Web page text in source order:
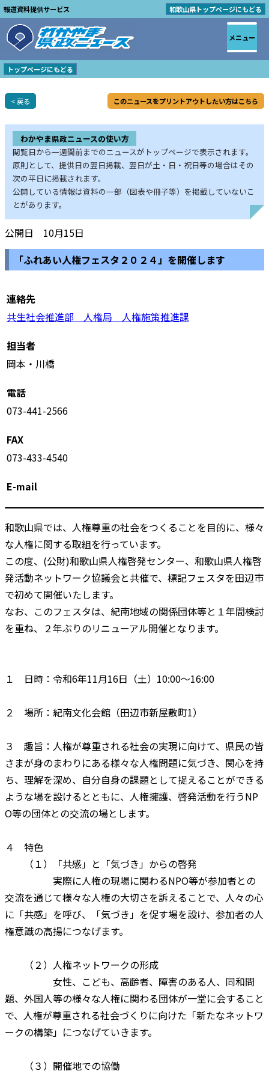
報道資料提供サービス 和歌山県トップページにもどる
トップページにもどる
< 戻る このニュースをプリントアウトしたい方はこちら
わかやま県政ニュースの使い方
閲覧日から一週間前までのニュースがトップページで表示されます。
原則として、提供日の翌日掲載、翌日が土・日・祝日等の場合はその
次の平日に掲載されます。
公開している情報は資料の一部（図表や冊子等）を掲載していないこ
とがあります。
公開日 10月15日
「ふれあい人権フェスタ２０２４」を開催します
連絡先
共生社会推進部 人権局 人権施策推進課
担当者
岡本・川橋
電話
073-441-2566
FAX
073-433-4540
E-mail
和歌山県では、人権尊重の社会をつくることを目的に、様々
な人権に関する取組を行っています。
この度、(公財)和歌山県人権啓発センター、和歌山県人権啓
発活動ネットワーク協議会と共催で、標記フェスタを田辺市
で初めて開催いたします。
なお、このフェスタは、紀南地域の関係団体等と１年間検討
を重ね、２年ぶりのリニューアル開催となります。
１ 日時：令和6年11月16日（土）10:00～16:00
２ 場所：紀南文化会館（田辺市新屋敷町1）
３ 趣旨：人権が尊重される社会の実現に向けて、県民の皆
さまが身のまわりにある様々な人権問題に気づき、関心を持
ち、理解を深め、自分自身の課題として捉えることができる
ような場を設けるとともに、人権擁護、啓発活動を行うNP
O等の団体との交流の場とします。
４ 特色
（１）「共感」と「気づき」からの啓発
実際に人権の現場に関わるNPO等が参加者との
交流を通じて様々な人権の大切さを訴えることで、人々の心
に「共感」を呼び、「気づき」を促す場を設け、参加者の人
権意識の高揚につなげます。
（２）人権ネットワークの形成
女性、こども、高齢者、障害のある人、同和問
題、外国人等の様々な人権に関わる団体が一堂に会すること
で、人権が尊重される社会づくりに向けた「新たなネットワ
ークの構築」につなげていきます。
（３）開催地での協働
メニュー